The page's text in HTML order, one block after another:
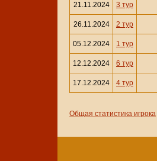
21.11.2024 3 тур
26.11.2024 2 тур
05.12.2024 1 тур
12.12.2024 6 тур
17.12.2024 4 тур
Общая статистика игрока